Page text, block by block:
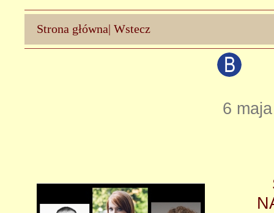
Strona główna| Wstecz
6